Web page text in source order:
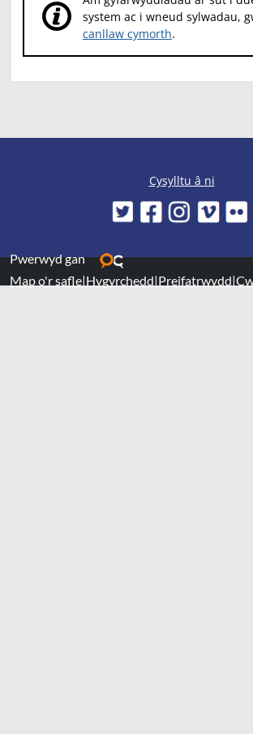
system ac i wneud sylwadau,
canllaw cymorth.
Cysylltu â ni
Pwerwyd gan
Map o'r safle|Hygyrchedd|Preifatrwydd|